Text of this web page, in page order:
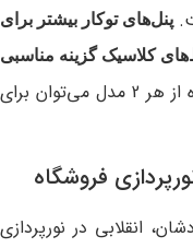
پنل‌های توکار بیشتر برای
کلاسیک گزینه مناسبی
. با این حال بسته به شرایط فروشگاه از هر 2 مدل می‌توان برای
فروشگاه
انقلابی در نورپردازی